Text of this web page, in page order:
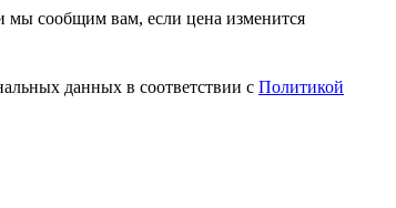
мы сообщим вам, если цена изменится
данных в соответствии с Политикой